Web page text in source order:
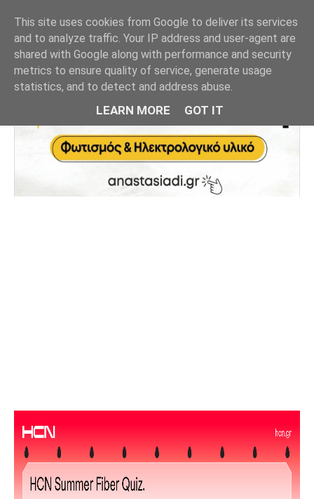
This site uses cookies from Google to deliver its services
and to analyze traffic. Your IP address and user-agent are
shared with Google along with performance and security
metrics to ensure quality of service, generate usage
statistics, and to detect and address abuse.
LEARN MORE GOT IT